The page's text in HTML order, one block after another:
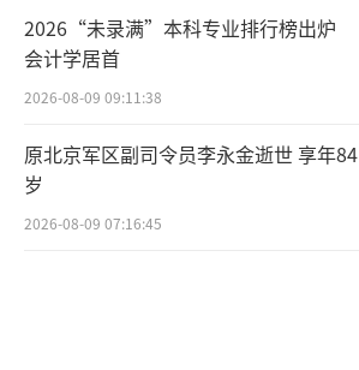
2026“未录满”本科专业排行榜出炉
会计学居首
2026-08-09 09:11:38
原北京军区副司令员李永金逝世 享年84
岁
2026-08-09 07:16:45